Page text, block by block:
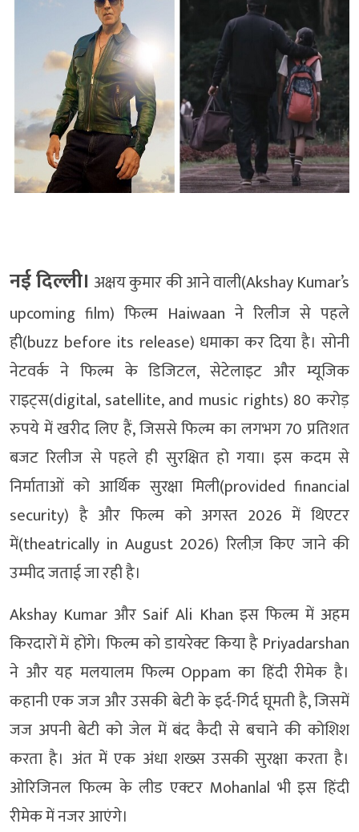
नई दिल्ली। अक्षय कुमार की आने वाली(Akshay Kumar’s
upcoming film) फिल्म Haiwaan ने रिलीज से पहले
ही(buzz before its release) धमाका कर दिया है। सोनी
नेटवर्क ने फिल्म के डिजिटल, सेटेलाइट और म्यूजिक
राइट्स(digital, satellite, and music rights) 80 करोड़
रुपये में खरीद लिए हैं, जिससे फिल्म का लगभग 70 प्रतिशत
बजट रिलीज से पहले ही सुरक्षित हो गया। इस कदम से
निर्माताओं को आर्थिक सुरक्षा मिली(provided financial
security) है और फिल्म को अगस्त 2026 में थिएटर
में(theatrically in August 2026) रिलीज़ किए जाने की
उम्मीद जताई जा रही है।
Akshay Kumar और Saif Ali Khan इस फिल्म में अहम
किरदारों में होंगे। फिल्म को डायरेक्ट किया है Priyadarshan
ने और यह मलयालम फिल्म Oppam का हिंदी रीमेक है।
कहानी एक जज और उसकी बेटी के इर्द-गिर्द घूमती है, जिसमें
जज अपनी बेटी को जेल में बंद कैदी से बचाने की कोशिश
करता है। अंत में एक अंधा शख्स उसकी सुरक्षा करता है।
ओरिजिनल फिल्म के लीड एक्टर Mohanlal भी इस हिंदी
रीमेक में नजर आएंगे।